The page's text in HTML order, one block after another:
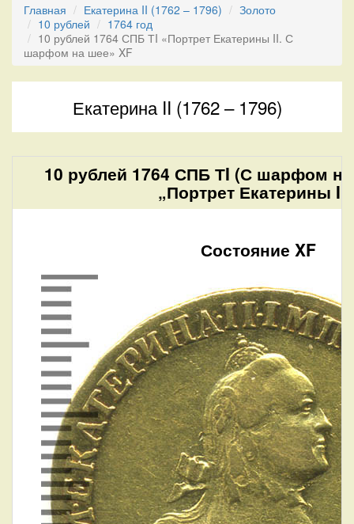
Главная Екатерина II (1762 – 1796)
Золото
10 рублей
1764 год
10 рублей 1764 СПБ ТI «Портрет Екатерины II. С
шарфом на шее» XF
Екатерина II (1762 – 1796)
10 рублей 1764 СПБ ТI (С шарфом
„Портрет Екатерины
Состояние XF